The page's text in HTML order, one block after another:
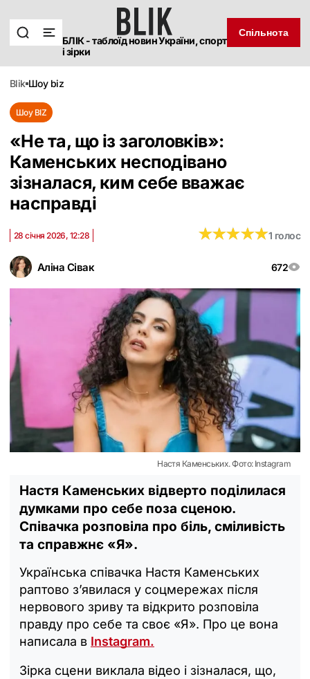
БЛІК - таблоїд новин України, спорт
і зірки
Спільнота
blik шоу biz
Шоу BIZ
«Не та, що із заголовків»:
Каменських несподівано
зізналася, ким себе вважає
насправді
Аліна Сівак 672
28 січня 2026, 12:28 ★★★★★
★★★★★1 голос
Настя Каменських. Фото: Instagram
Настя Каменських відверто поділилася
думками про себе поза сценою.
Співачка розповіла про біль, сміливість
та справжнє «Я».
Українська співачка Настя Каменських
раптово з’явилася у соцмережах після
нервового зриву та відкрито розповіла
правду про себе та своє «Я». Про це вона
написала в Instagram.
Зірка сцени виклала відео і зізналася, що,